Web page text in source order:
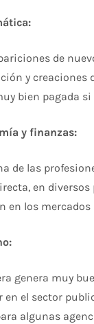
de
y creaciones
bien pagada
y finanzas:
de las
en
en los mercados
genera muy
en el sector
algunas